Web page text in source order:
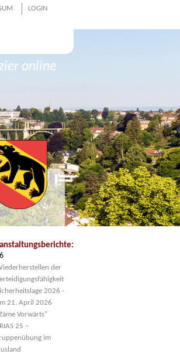
LOGIN
online
der
2026 -
21. April 2026
Vorwärts"
25 –
im